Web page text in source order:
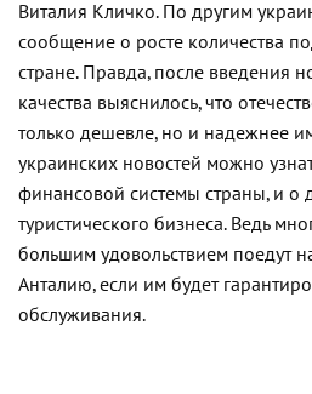
Виталия Кличко. По другим
сообщение о росте количества
стране. Правда, после введения
качества выяснилось, что
только дешевле, но и надежнее
украинских новостей можно
финансовой системы страны, и о
туристического бизнеса. Ведь
большим удовольствием поедут
Анталию, если им будет
обслуживания.